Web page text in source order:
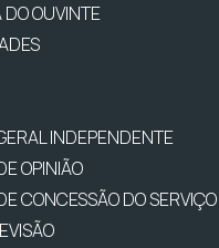
DO OUVINTE
INDEPENDENTE
OPINIÃO
CONCESSÃO DO